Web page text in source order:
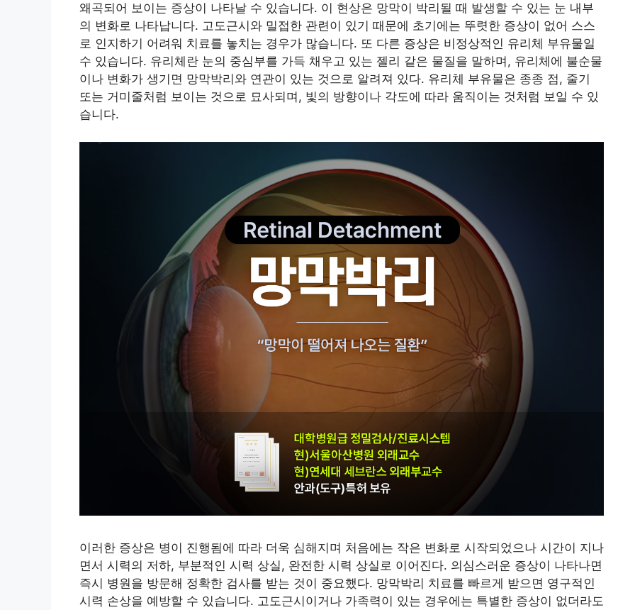
왜곡되어 보이는 증상이 나타날 수 있습니다. 이 현상은 망막이 박리될 때 발생할 수 있는 눈 내부
의 변화로 나타납니다. 고도근시와 밀접한 관련이 있기 때문에 초기에는 뚜렷한 증상이 없어 스스
로 인지하기 어려워 치료를 놓치는 경우가 많습니다. 또 다른 증상은 비정상적인 유리체 부유물일
수 있습니다. 유리체란 눈의 중심부를 가득 채우고 있는 젤리 같은 물질을 말하며, 유리체에 불순물
이나 변화가 생기면 망막박리와 연관이 있는 것으로 알려져 있다. 유리체 부유물은 종종 점, 줄기
또는 거미줄처럼 보이는 것으로 묘사되며, 빛의 방향이나 각도에 따라 움직이는 것처럼 보일 수 있
습니다.
이러한 증상은 병이 진행됨에 따라 더욱 심해지며 처음에는 작은 변화로 시작되었으나 시간이 지나
면서 시력의 저하, 부분적인 시력 상실, 완전한 시력 상실로 이어진다. 의심스러운 증상이 나타나면
즉시 병원을 방문해 정확한 검사를 받는 것이 중요했다. 망막박리 치료를 빠르게 받으면 영구적인
시력 손상을 예방할 수 있습니다. 고도근시이거나 가족력이 있는 경우에는 특별한 증상이 없더라도